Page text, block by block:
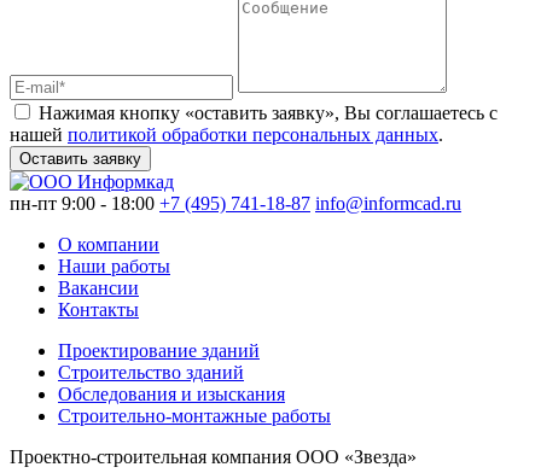
Нажимая кнопку «оставить заявку», Вы соглашаетесь с
нашей политикой обработки персональных данных.
Оставить заявку
пн-пт 9:00 - 18:00 +7 (495) 741-18-87 info@informcad.ru
О компании
Наши работы
Вакансии
Контакты
Проектирование зданий
Строительство зданий
Обследования и изыскания
Строительно-монтажные работы
Проектно-строительная компания ООО «Звезда»